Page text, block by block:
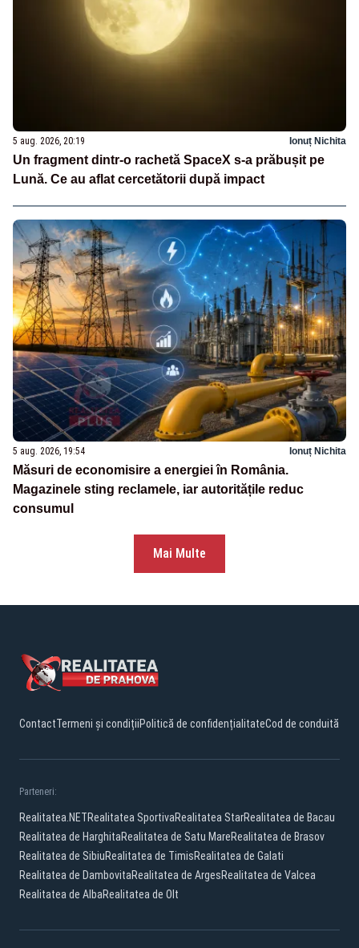
5 aug. 2026, 20:19 Ionuț Nichita
Un fragment dintr-o rachetă SpaceX s-a prăbușit pe
Lună. Ce au aflat cercetătorii după impact
5 aug. 2026, 19:54 Ionuț Nichita
Măsuri de economisire a energiei în România.
Magazinele sting reclamele, iar autoritățile reduc
consumul
Mai Multe
ContactTermeni și condițiiPolitică de confidențialitateCod de conduită
Parteneri:
Realitatea.NETRealitatea SportivaRealitatea StarRealitatea de Bacau
Realitatea de HarghitaRealitatea de Satu MareRealitatea de Brasov
Realitatea de SibiuRealitatea de TimisRealitatea de Galati
Realitatea de DambovitaRealitatea de ArgesRealitatea de Valcea
Realitatea de AlbaRealitatea de Olt